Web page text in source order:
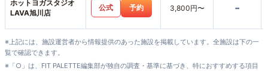
ホットヨガスタジオ
LAVA旭川店
公式 予約 3,800円〜 -
※上記には、施設運営者から情報提供のあった施設を掲載しています。全施設は下の一
覧で確認できます。
※「○」は、FIT PALETTE編集部が独自の調査・基準に基づき、特におすすめする項目